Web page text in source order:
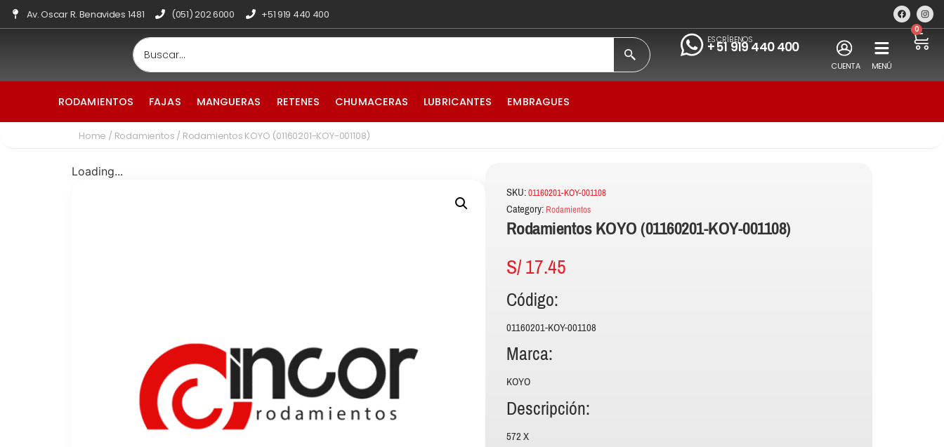
Av. Oscar R. Benavides 1481 (051) 202 6000 +51 919 440 400
ESCRÍBENOS
+51 919 440 400
CUENTA MENÚ
0
RODAMIENTOS FAJAS MANGUERAS RETENES CHUMACERAS LUBRICANTES EMBRAGUES
Home / Rodamientos / Rodamientos KOYO (01160201-KOY-001108)
Loading...
SKU:01160201-KOY-001108
Category: Rodamientos
Rodamientos KOYO (01160201-KOY-001108)
S/17.45
Código:
01160201-KOY-001108
Marca:
KOYO
Descripción:
572 X